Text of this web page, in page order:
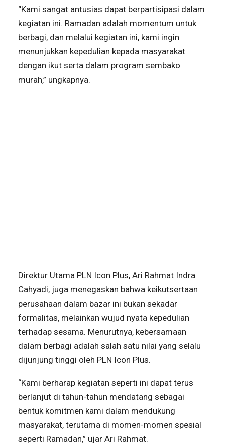
“Kami sangat antusias dapat berpartisipasi dalam
kegiatan ini. Ramadan adalah momentum untuk
berbagi, dan melalui kegiatan ini, kami ingin
menunjukkan kepedulian kepada masyarakat
dengan ikut serta dalam program sembako
murah,” ungkapnya.
Direktur Utama PLN Icon Plus, Ari Rahmat Indra
Cahyadi, juga menegaskan bahwa keikutsertaan
perusahaan dalam bazar ini bukan sekadar
formalitas, melainkan wujud nyata kepedulian
terhadap sesama. Menurutnya, kebersamaan
dalam berbagi adalah salah satu nilai yang selalu
dijunjung tinggi oleh PLN Icon Plus.
“Kami berharap kegiatan seperti ini dapat terus
berlanjut di tahun-tahun mendatang sebagai
bentuk komitmen kami dalam mendukung
masyarakat, terutama di momen-momen spesial
seperti Ramadan,” ujar Ari Rahmat.